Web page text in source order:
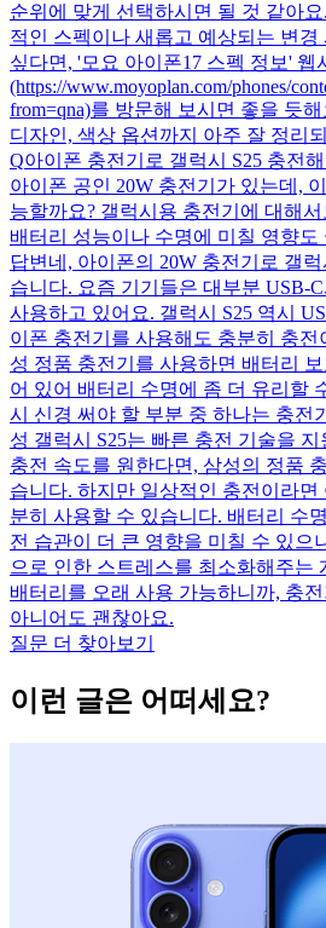
순위에 맞게 선택하시면 될 것 같아
적인 스펙이나 새롭고 예상되는 변경
싶다면, '모요 아이폰17 스펙 정보' 웹
(https://www.moyoplan.com/phones/
from=qna)를 방문해 보시면 좋을 듯
디자인, 색상 옵션까지 아주 잘 정리
Q아이폰 충전기로 갤럭시 S25 충전
아이폰 공인 20W 충전기가 있는데,
능할까요? 갤럭시용 충전기에 대해
배터리 성능이나 수명에 미칠 영향도
답변 네, 아이폰의 20W 충전기로 갤
습니다. 요즘 기기들은 대부분 USB-
사용하고 있어요. 갤럭시 S25 역시
이폰 충전기를 사용해도 충분히 충
성 정품 충전기를 사용하면 배터리
어 있어 배터리 수명에 좀 더 유리할
시 신경 써야 할 부분 중 하나는 충전
성 갤럭시 S25는 빠른 충전 기술을
충전 속도를 원한다면, 삼성의 정품
습니다. 하지만 일상적인 충전이라면
분히 사용할 수 있습니다. 배터리 수
전 습관이 더 큰 영향을 미칠 수 있으
으로 인한 스트레스를 최소화해주는
배터리를 오래 사용 가능하니까, 충
아니어도 괜찮아요.
질문 더 찾아보기
이런 글은 어떠세요?